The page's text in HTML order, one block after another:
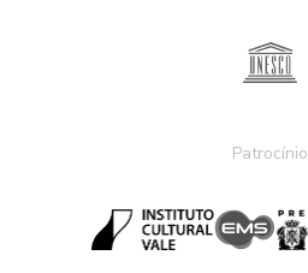
Patrocínio